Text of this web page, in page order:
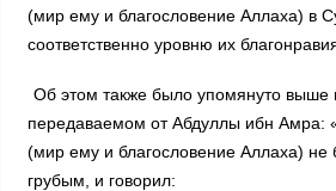
(мир ему и благословение Аллаха) в
соответственно уровню их
Об этом также было упомянуто выше
передаваемом от Абдуллы ибн Амра:
(мир ему и благословение Аллаха)
грубым, и говорил: